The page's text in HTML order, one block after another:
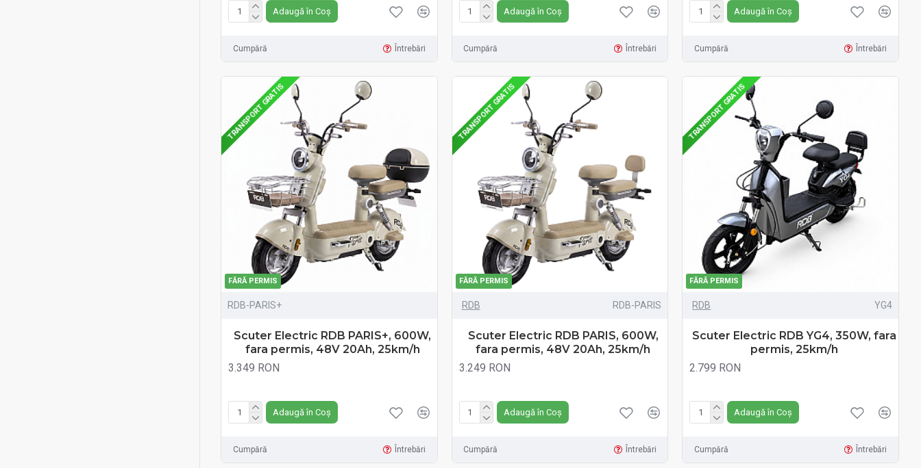
Adaugă în Coș
Cumpără Întrebări
Adaugă în Coș
Cumpără Întrebări
Adaugă în Coș
Cumpără Întrebări
FĂRĂ PERMIS
TRANSPORT GRATIS
RDB-PARIS+
Scuter Electric RDB PARIS+, 600W,
fara permis, 48V 20Ah, 25km/h
3.349 RON
Adaugă în Coș
Cumpără Întrebări
FĂRĂ PERMIS
TRANSPORT GRATIS
RDB RDB-PARIS
Scuter Electric RDB PARIS, 600W,
fara permis, 48V 20Ah, 25km/h
3.249 RON
Adaugă în Coș
Cumpără Întrebări
FĂRĂ PERMIS
TRANSPORT GRATIS
RDB YG4
Scuter Electric RDB YG4, 350W, fara
permis, 25km/h
2.799 RON
Adaugă în Coș
Cumpără Întrebări